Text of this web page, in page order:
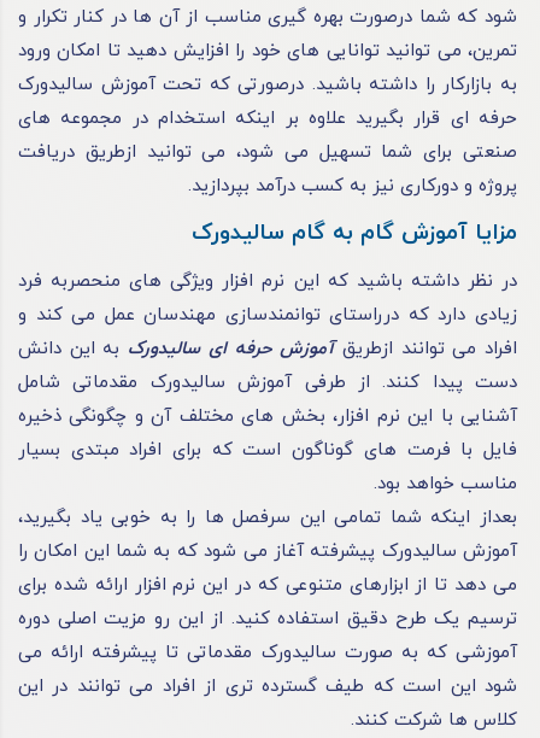
شود که شما درصورت بهره‌ گیری مناسب از آن‌ ها در کنار تکرار و
تمرین، می‌ توانید توانایی‌ های خود را افزایش دهید تا امکان ورود
به بازارکار را داشته باشید. درصورتی‌ که تحت آموزش سالیدورک
حرفه ای قرار بگیرید علاوه‌ بر اینکه استخدام در مجموعه‌ های
صنعتی برای شما تسهیل می‌ شود، می‌ توانید ازطریق دریافت
پروژه و دورکاری نیز به کسب درآمد بپردازید.
مزایا آموزش گام به گام سالیدورک
در نظر داشته باشید که این نرم‌ افزار ویژگی‌ های منحصربه‌ فرد
زیادی دارد که درراستای توانمندسازی مهندسان عمل می‌ کند و
افراد می‌ توانند ازطریقآموزش حرفه ای سالیدورک به این دانش
دست پیدا کنند. از طرفی آموزش سالیدورک مقدماتی شامل
آشنایی با این نرم‌ افزار، بخش‌ های مختلف آن و چگونگی ذخیره
فایل با فرمت‌ های گوناگون است که برای افراد مبتدی بسیار
مناسب خواهد بود.
بعداز اینکه شما تمامی این سرفصل‌ ها را به‌ خوبی یاد بگیرید،
آموزش سالیدورک پیشرفته آغاز می‌ شود که به شما این امکان را
می‌ دهد تا از ابزارهای متنوعی که در این نرم‌ افزار ارائه شده برای
ترسیم یک طرح دقیق استفاده کنید. از این‌ رو مزیت اصلی دوره
آموزشی که به‌ صورت سالیدورک مقدماتی تا پیشرفته ارائه می‌
شود این است که طیف گسترده‌ تری از افراد می‌ توانند در این
کلاس‌ ها شرکت کنند.